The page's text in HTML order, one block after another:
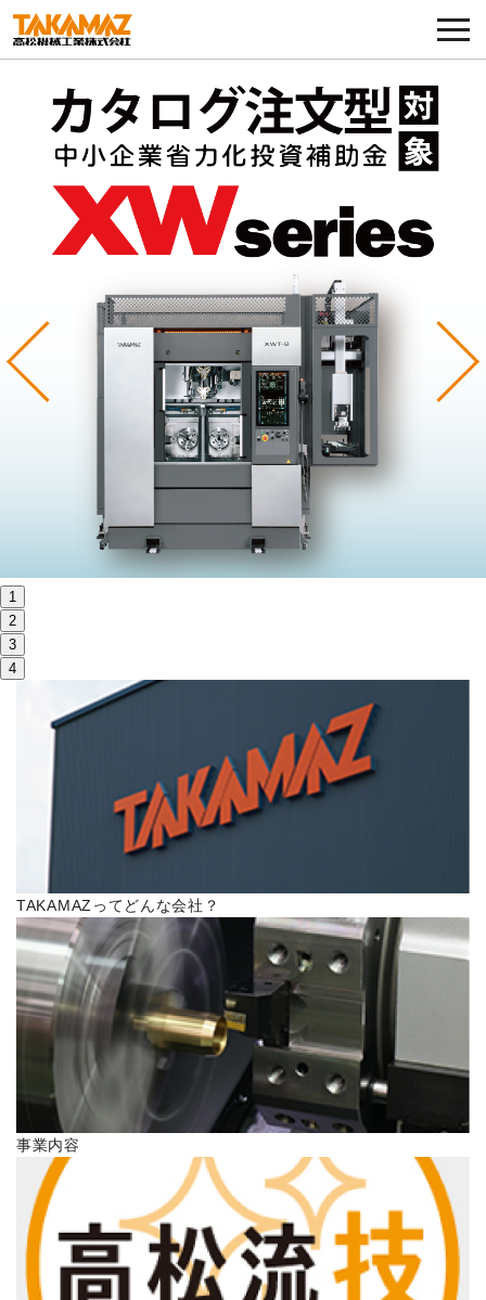
各種お問い合わせ・部品注文
採用に関してはこちらから
企業情報
展示会・イベント
コラム
製品ラインナップ
サステナビリティ
お問い合わせ
高松流技
ご利用に際して
当社のセキュリティへの取り組み
プライバシーポリシー
ENGLISH
Previous
1
2
3
4
TAKAMAZってどんな会社？
事業内容